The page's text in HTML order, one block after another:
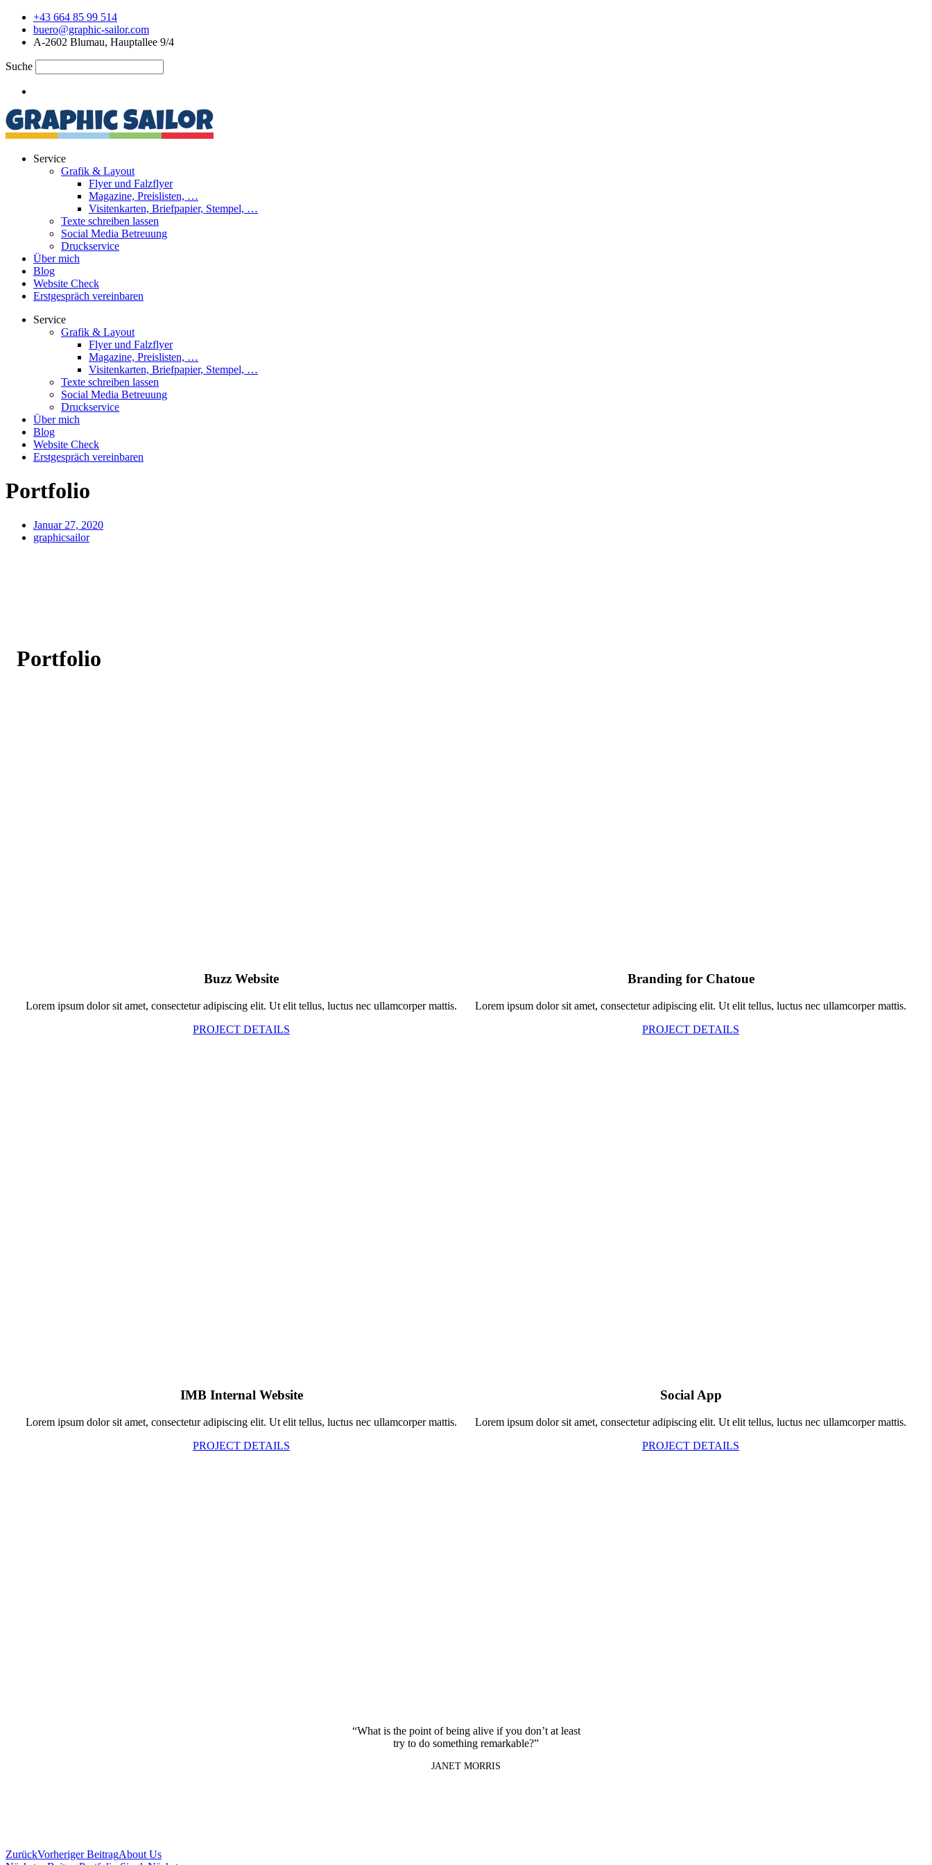
+43 664 85 99 514
buero@graphic-sailor.com
A-2602 Blumau, Hauptallee 9/4
Suche
Service
Grafik & Layout
Flyer und Falzflyer
Magazine, Preislisten, …
Visitenkarten, Briefpapier, Stempel, …
Texte schreiben lassen
Social Media Betreuung
Druckservice
Über mich
Blog
Website Check
Erstgespräch vereinbaren
Service
Grafik & Layout
Flyer und Falzflyer
Magazine, Preislisten, …
Visitenkarten, Briefpapier, Stempel, …
Texte schreiben lassen
Social Media Betreuung
Druckservice
Über mich
Blog
Website Check
Erstgespräch vereinbaren
Portfolio
Januar 27, 2020
graphicsailor
Portfolio
Buzz Website
Lorem ipsum dolor sit amet, consectetur adipiscing elit. Ut elit tellus, luctus nec ullamcorper mattis.
PROJECT DETAILS
Branding for Chatoue
Lorem ipsum dolor sit amet, consectetur adipiscing elit. Ut elit tellus, luctus nec ullamcorper mattis.
PROJECT DETAILS
IMB Internal Website
Lorem ipsum dolor sit amet, consectetur adipiscing elit. Ut elit tellus, luctus nec ullamcorper mattis.
PROJECT DETAILS
Social App
Lorem ipsum dolor sit amet, consectetur adipiscing elit. Ut elit tellus, luctus nec ullamcorper mattis.
PROJECT DETAILS
“What is the point of being alive if you don’t at least
try to do something remarkable?”
JANET MORRIS
ZurückVorheriger BeitragAbout Us